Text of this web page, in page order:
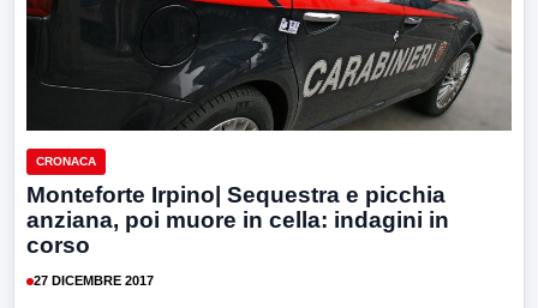
CRONACA
Monteforte Irpino| Sequestra e picchia
anziana, poi muore in cella: indagini in
corso
27 DICEMBRE 2017